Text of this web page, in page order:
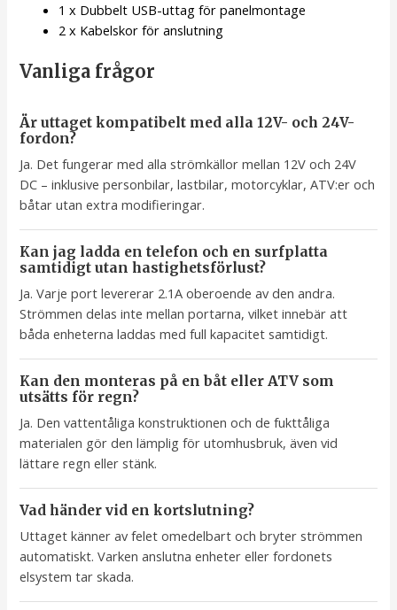
1 x Dubbelt USB-uttag för panelmontage
2 x Kabelskor för anslutning
Vanliga frågor
Är uttaget kompatibelt med alla 12V- och 24V-
fordon?
Ja. Det fungerar med alla strömkällor mellan 12V och 24V
DC – inklusive personbilar, lastbilar, motorcyklar, ATV:er och
båtar utan extra modifieringar.
Kan jag ladda en telefon och en surfplatta
samtidigt utan hastighetsförlust?
Ja. Varje port levererar 2.1A oberoende av den andra.
Strömmen delas inte mellan portarna, vilket innebär att
båda enheterna laddas med full kapacitet samtidigt.
Kan den monteras på en båt eller ATV som
utsätts för regn?
Ja. Den vattentåliga konstruktionen och de fukttåliga
materialen gör den lämplig för utomhusbruk, även vid
lättare regn eller stänk.
Vad händer vid en kortslutning?
Uttaget känner av felet omedelbart och bryter strömmen
automatiskt. Varken anslutna enheter eller fordonets
elsystem tar skada.